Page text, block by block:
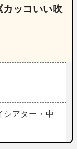
ッコいい吹
シアター・中